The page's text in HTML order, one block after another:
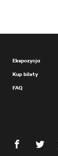
Ekspozycja
Kup bilety
FAQ